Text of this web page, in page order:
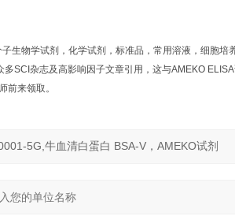
生物学试剂，化学试剂，标准品，常用溶液，细胞培
SCI杂志及高影响因子文章引用，这与AMEKO
前来领取。